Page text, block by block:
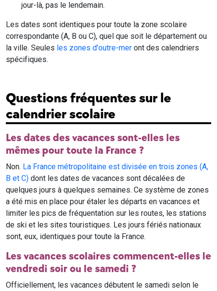
jour-là, pas le lendemain.
Les dates sont identiques pour toute la zone scolaire
correspondante (A, B ou C), quel que soit le département ou
la ville. Seules les zones d'outre-mer ont des calendriers
spécifiques.
Questions fréquentes sur le
calendrier scolaire
Les dates des vacances sont-elles les
mêmes pour toute la France ?
Non. La France métropolitaine est divisée en trois zones (A,
B et C) dont les dates de vacances sont décalées de
quelques jours à quelques semaines. Ce système de zones
a été mis en place pour étaler les départs en vacances et
limiter les pics de fréquentation sur les routes, les stations
de ski et les sites touristiques. Les jours fériés nationaux
sont, eux, identiques pour toute la France.
Les vacances scolaires commencent-elles le
vendredi soir ou le samedi ?
Officiellement, les vacances débutent le samedi selon le